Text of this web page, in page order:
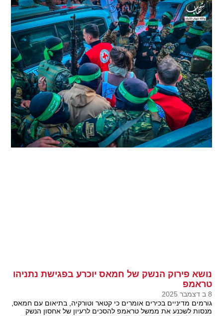
נושא פירוק הנשק של חמאס יוכרע בפגישת נתניהו
טראמפ
8 ב דצמבר 2025
גורמים מדיניים בכירים אומרים כי קטאר וטורקיה, בתיאום עם חמאס,
מנסות לשכנע את ממשל טראמפ להסכים לרעיון של אחסון הנשק